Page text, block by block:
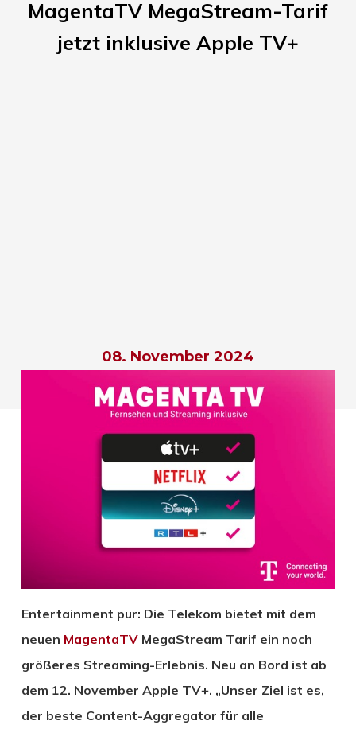
MagentaTV MegaStream-Tarif
jetzt inklusive Apple TV+
08. November 2024
Entertainment pur: Die Telekom bietet mit dem
neuen MagentaTVMegaStream Tarif ein noch
größeres Streaming-Erlebnis. Neu an Bord ist ab
dem 12. November Apple TV+. „Unser Ziel ist es,
der beste Content-Aggregator für alle